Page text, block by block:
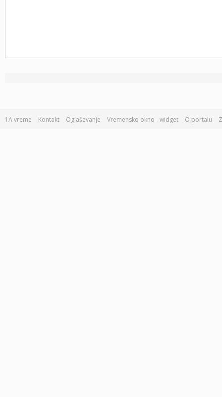
1A vreme Kontakt Oglaševanje Vremensko okno - widget O portalu